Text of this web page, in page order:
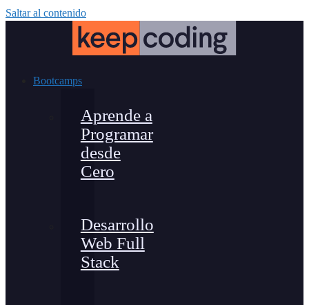
Saltar al contenido
Bootcamps
Aprende a
Programar
desde
Cero
Desarrollo
Web Full
Stack